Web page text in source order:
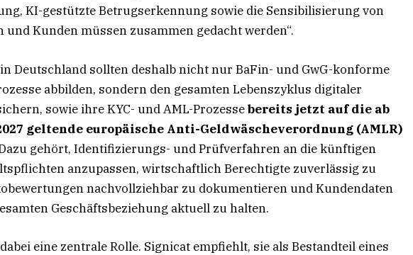
KI-gestützte Betrugserkennung sowie die Sensibilisierung von
und Kunden müssen zusammen gedacht werden“.
Deutschland sollten deshalb nicht nur BaFin- und GwG-konforme
abbilden, sondern den gesamten Lebenszyklus digitaler
sowie ihre KYC- und AML-Prozessebereits jetzt auf die ab
geltende europäische Anti-Geldwäscheverordnung (AMLR)
gehört, Identifizierungs- und Prüfverfahren an die künftigen
anzupassen, wirtschaftlich Berechtigte zuverlässig zu
nachvollziehbar zu dokumentieren und Kundendaten
Geschäftsbeziehung aktuell zu halten.
eine zentrale Rolle. Signicat empfiehlt, sie als Bestandteil eines